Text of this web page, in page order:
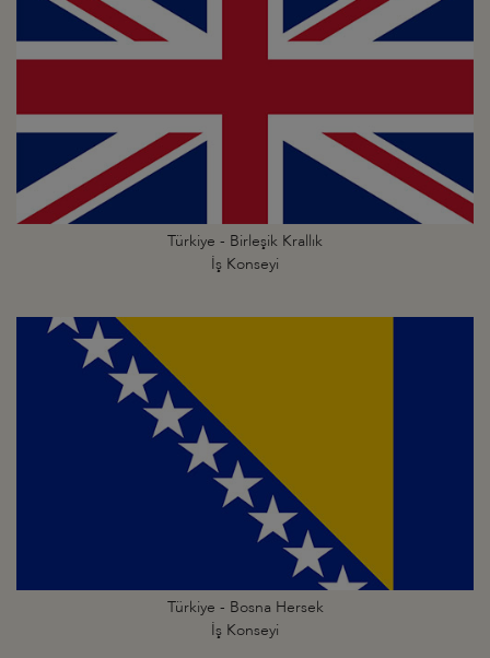
Türkiye - Birleşik Krallık
İş Konseyi
Türkiye - Bosna Hersek
İş Konseyi